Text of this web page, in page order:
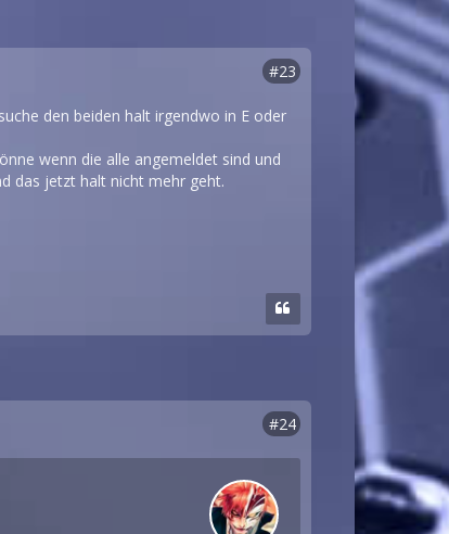
#23
den beiden halt irgendwo in E oder
wenn die alle angemeldet sind und
das jetzt halt nicht mehr geht.
#24